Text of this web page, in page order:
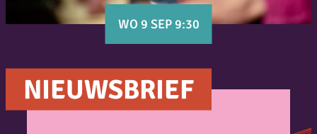
WO 9 SEP 9:30
NIEUWSBRIEF